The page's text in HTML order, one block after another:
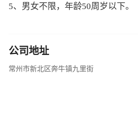
5、男女不限，年龄50周岁以下。
公司地址
常州市新北区奔牛镇九里街